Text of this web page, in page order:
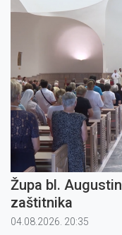
Župa bl.
zaštitnika
04.08.2026. 20:35